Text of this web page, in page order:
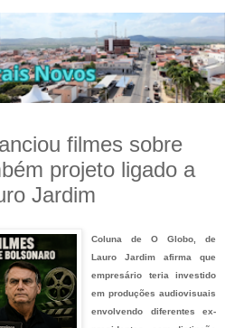
filmes sobre
projeto ligado a
Jardim
Coluna de O Globo, de
Lauro Jardim afirma que
empresário teria investido
em produções audiovisuais
envolvendo diferentes ex-